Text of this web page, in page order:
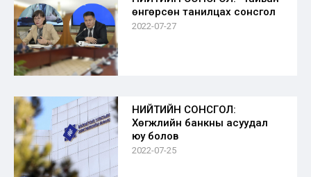
өнгөрсөн танилцах сонсгол
2022-07-27
НИЙТИЙН СОНСГОЛ:
Хөгжлийн банкны асуудал
юу болов
2022-07-25